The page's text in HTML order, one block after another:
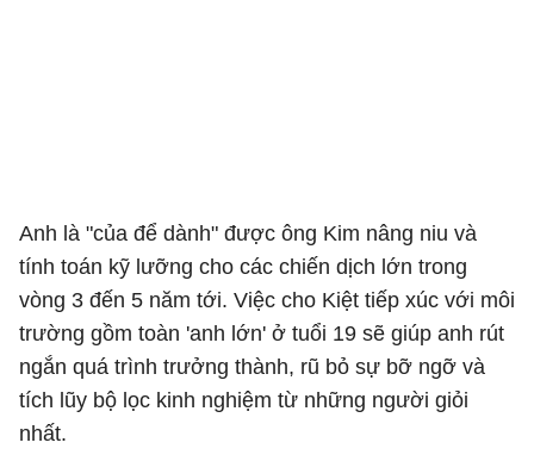
Anh là "của để dành" được ông Kim nâng niu và
tính toán kỹ lưỡng cho các chiến dịch lớn trong
vòng 3 đến 5 năm tới. Việc cho Kiệt tiếp xúc với môi
trường gồm toàn 'anh lớn' ở tuổi 19 sẽ giúp anh rút
ngắn quá trình trưởng thành, rũ bỏ sự bỡ ngỡ và
tích lũy bộ lọc kinh nghiệm từ những người giỏi
nhất.